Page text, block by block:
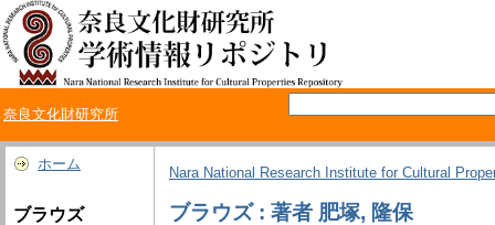
奈良文化財研究所
ホーム
ブラウズ
Nara National Research Institute for Cultural
ブラウズ : 著者 肥塚, 隆保